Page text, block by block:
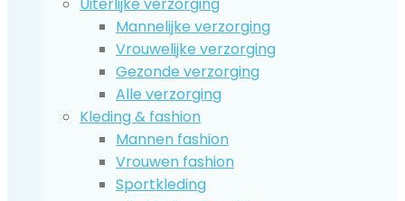
Mannelijke verzorging
Vrouwelijke verzorging
Gezonde verzorging
Alle verzorging
Kleding & fashion
Mannen fashion
Vrouwen fashion
Sportkleding